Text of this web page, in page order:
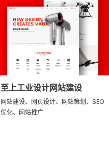
至上工业设计网站建设
网站建设、网页设计、网站策划、SEO
优化、网站推广